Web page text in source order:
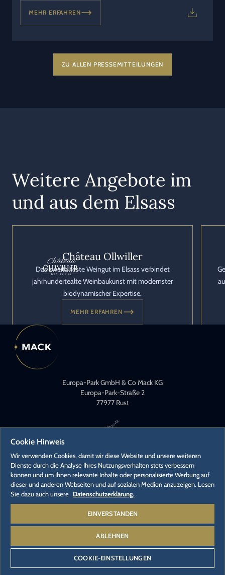
MEHR ERFAHREN
ZU ALLEN PRESSEMITTEILUNGEN
Weitere Angebote im
und aus dem Elsass
Château Ollwiller
Das zweitälteste Weingut im Elsass verbindet
jahrhundertealte Weinbaukunst mit modernster
biodynamischer Expertise.
MEHR ERFAHREN
Europa-Park GmbH & Co Mack KG
Europa-Park-Straße 2
77977 Rust
KONTAKT
PRESSEKONTAKTE
© 2026 - Europa-Park GmbH & Co Mack KG
Cookie Hinweis
Wir verwenden Cookies, damit wir diese Website und unsere weiteren
Dienste durch die Analyse Ihres Nutzungsverhalten stets verbessern
können und um Ihnen relevante Inhalte oder personalisierte Werbung auf
dieser und anderen Webseiten und auf sozialen Medien anzuzeigen. Lesen
Sie dazu auch unsere Datenschutzerklärung.
EINVERSTANDEN
ABLEHNEN
COOKIE-EINSTELLUNGEN